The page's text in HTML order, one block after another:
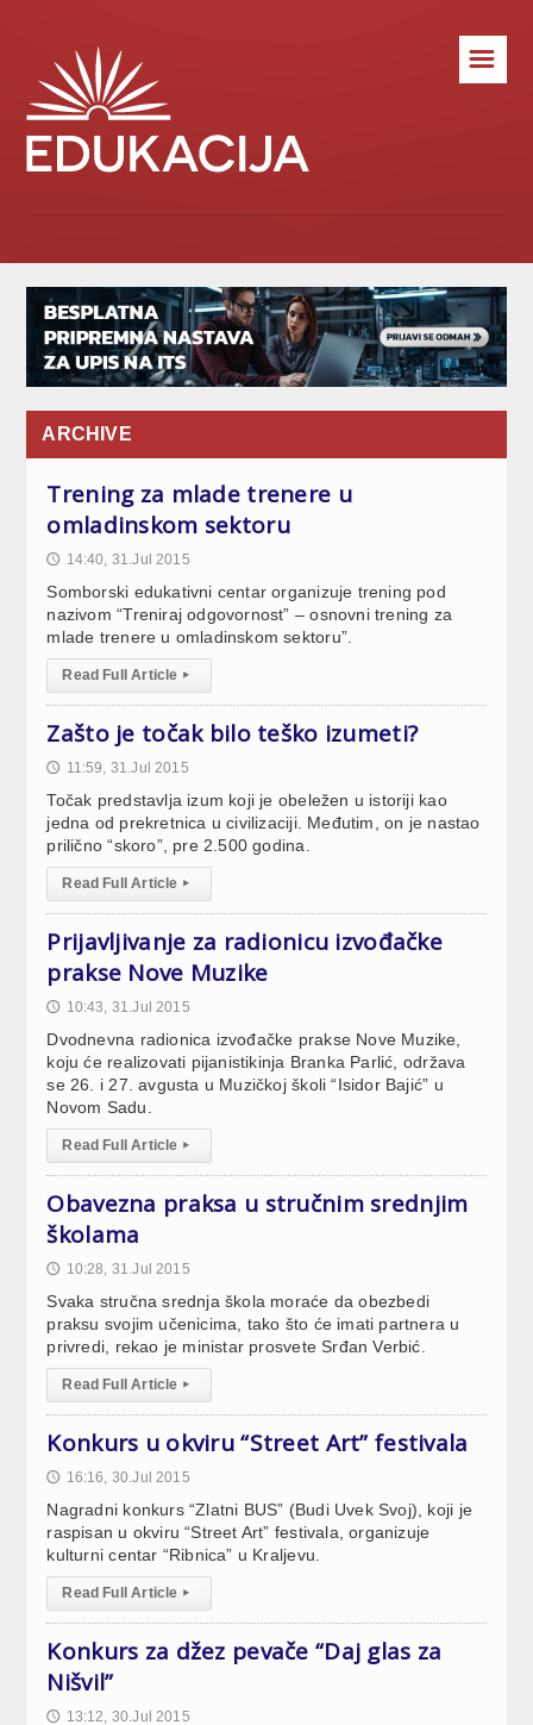
☰
ARCHIVE
Trening za mlade trenere u
omladinskom sektoru
🕔 14:40, 31.Jul 2015
Somborski edukativni centar organizuje trening pod
nazivom “Treniraj odgovornost” – osnovni trening za
mlade trenere u omladinskom sektoru”.
Read Full Article ▸
Zašto je točak bilo teško izumeti?
🕔 11:59, 31.Jul 2015
Točak predstavlja izum koji je obeležen u istoriji kao
jedna od prekretnica u civilizaciji. Međutim, on je nastao
prilično “skoro”, pre 2.500 godina.
Read Full Article ▸
Prijavljivanje za radionicu izvođačke
prakse Nove Muzike
🕔 10:43, 31.Jul 2015
Dvodnevna radionica izvođačke prakse Nove Muzike,
koju će realizovati pijanistikinja Branka Parlić, održava
se 26. i 27. avgusta u Muzičkoj školi “Isidor Bajić” u
Novom Sadu.
Read Full Article ▸
Obavezna praksa u stručnim srednjim
školama
🕔 10:28, 31.Jul 2015
Svaka stručna srednja škola moraće da obezbedi
praksu svojim učenicima, tako što će imati partnera u
privredi, rekao je ministar prosvete Srđan Verbić.
Read Full Article ▸
Konkurs u okviru “Street Art” festivala
🕔 16:16, 30.Jul 2015
Nagradni konkurs “Zlatni BUS” (Budi Uvek Svoj), koji je
raspisan u okviru “Street Art” festivala, organizuje
kulturni centar “Ribnica” u Kraljevu.
Read Full Article ▸
Konkurs za džez pevače “Daj glas za
Nišvil”
🕔 13:12, 30.Jul 2015